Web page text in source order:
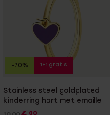
Stainless steel goldplated
kinderring hart met emaille
00
-70% 1+1 gratis